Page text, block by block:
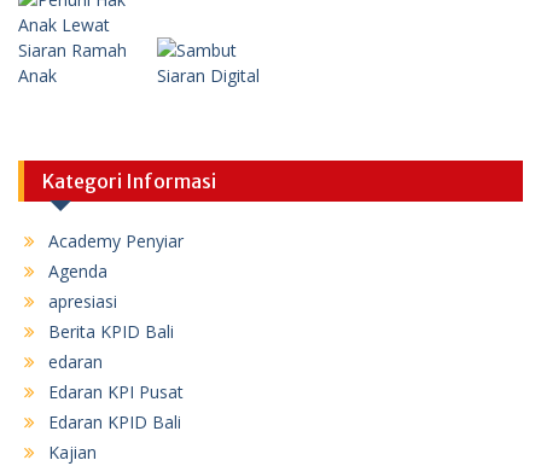
Kategori Informasi
Academy Penyiar
Agenda
apresiasi
Berita KPID Bali
edaran
Edaran KPI Pusat
Edaran KPID Bali
Kajian